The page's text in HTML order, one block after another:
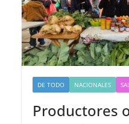
DE TODO NACIONALES
Productores